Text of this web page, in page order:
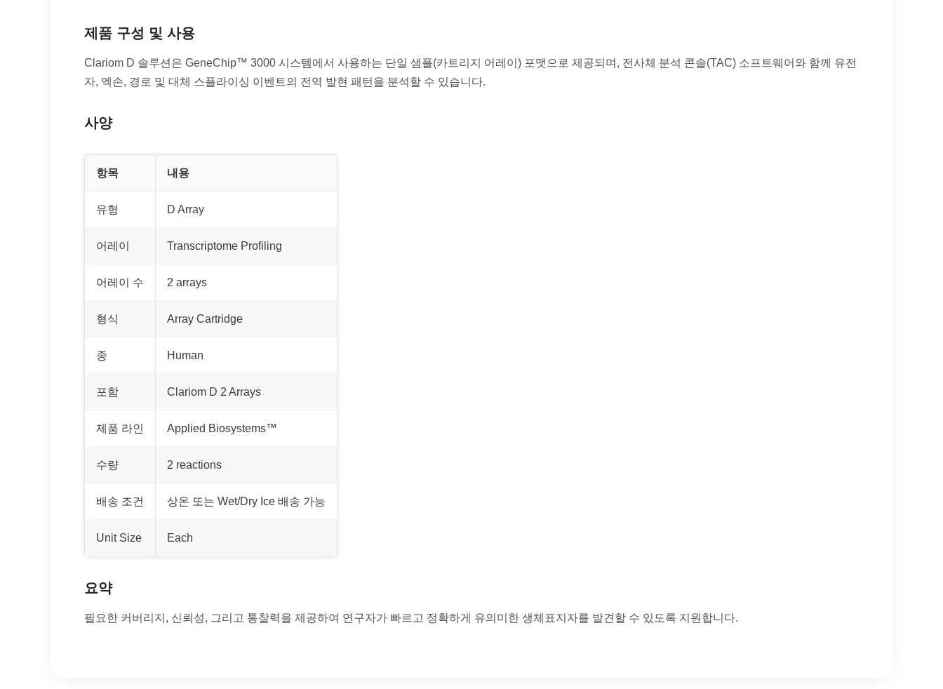
제품 구성 및 사용
Clariom D 솔루션은 GeneChip™ 3000 시스템에서 사용하는 단일 샘플(카트리지 어레이) 포맷으로 제공되며, 전사체 분석 콘솔(TAC) 소프트웨어와 함께 유전
자, 엑손, 경로 및 대체 스플라이싱 이벤트의 전역 발현 패턴을 분석할 수 있습니다.
사양
항목 내용
유형 D Array
어레이 Transcriptome Profiling
어레이 수 2 arrays
형식 Array Cartridge
종 Human
포함 Clariom D 2 Arrays
제품 라인 Applied Biosystems™
수량 2 reactions
배송 조건 상온 또는 Wet/Dry Ice 배송 가능
Unit Size Each
요약
필요한 커버리지, 신뢰성, 그리고 통찰력을 제공하여 연구자가 빠르고 정확하게 유의미한 생체표지자를 발견할 수 있도록 지원합니다.